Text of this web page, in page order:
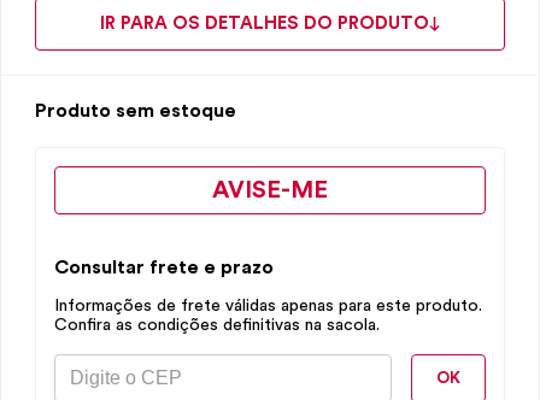
IR PARA OS DETALHES DO PRODUTO
Produto sem estoque
AVISE-ME
Consultar frete e prazo
Informações de frete válidas apenas para este produto.
Confira as condições definitivas na sacola.
OK